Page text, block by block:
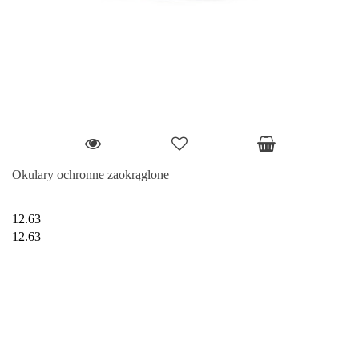
Okulary ochronne zaokrąglone
12.63
12.63